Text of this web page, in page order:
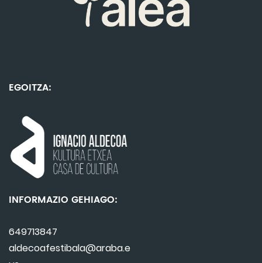
EGOITZA:
INFORMAZIO GEHIAGO:
649713847
aldecoafestibala@araba.e